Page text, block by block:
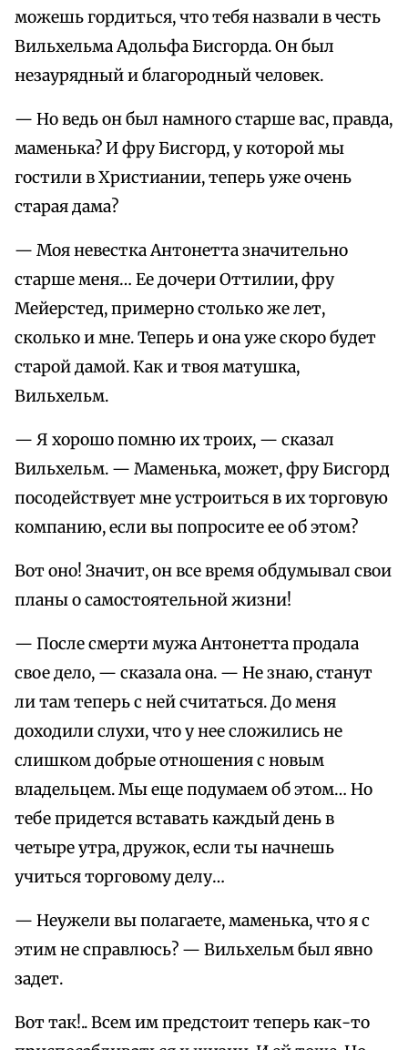
можешь гордиться, что тебя назвали в честь
Вильхельма Адольфа Бисгорда. Он был
незаурядный и благородный человек.
— Но ведь он был намного старше вас, правда,
маменька? И фру Бисгорд, у которой мы
гостили в Христиании, теперь уже очень
старая дама?
— Моя невестка Антонетта значительно
старше меня… Ее дочери Оттилии, фру
Мейерстед, примерно столько же лет,
сколько и мне. Теперь и она уже скоро будет
старой дамой. Как и твоя матушка,
Вильхельм.
— Я хорошо помню их троих, — сказал
Вильхельм. — Маменька, может, фру Бисгорд
посодействует мне устроиться в их торговую
компанию, если вы попросите ее об этом?
Вот оно! Значит, он все время обдумывал свои
планы о самостоятельной жизни!
— После смерти мужа Антонетта продала
свое дело, — сказала она. — Не знаю, станут
ли там теперь с ней считаться. До меня
доходили слухи, что у нее сложились не
слишком добрые отношения с новым
владельцем. Мы еще подумаем об этом… Но
тебе придется вставать каждый день в
четыре утра, дружок, если ты начнешь
учиться торговому делу…
— Неужели вы полагаете, маменька, что я с
этим не справлюсь? — Вильхельм был явно
задет.
Вот так!.. Всем им предстоит теперь как-то